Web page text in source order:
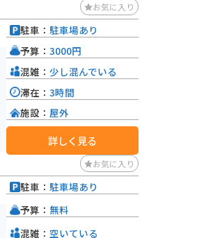
お気に入り
駐車： 駐車場あり
予算： 3000円
混雑： 少し混んでいる
滞在： 3時間
施設： 屋外
詳しく見る
お気に入り
駐車： 駐車場あり
予算： 無料
混雑： 空いている